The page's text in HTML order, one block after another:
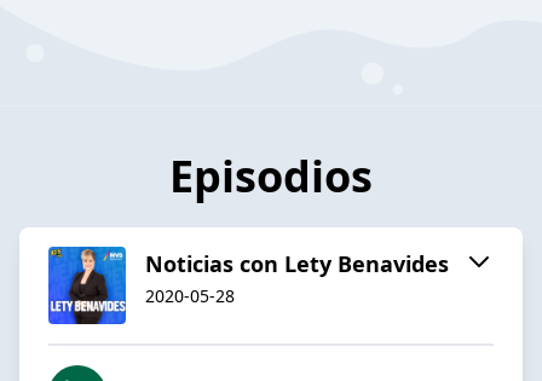
Episodios
Noticias con Lety Benavides
2020-05-28